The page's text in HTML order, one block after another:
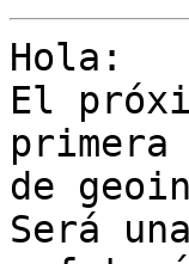
Hola:
El
de
Será